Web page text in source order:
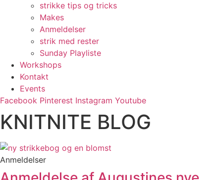
strikke tips og tricks
Makes
Anmeldelser
strik med rester
Sunday Playliste
Workshops
Kontakt
Events
Facebook Pinterest Instagram Youtube
KNITNITE BLOG
Anmeldelser